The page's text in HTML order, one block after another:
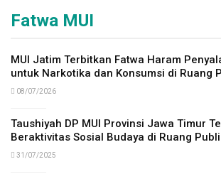
Fatwa MUI
MUI Jatim Terbitkan Fatwa Haram
untuk Narkotika dan Konsumsi di Ruang
08/07/2026
Taushiyah DP MUI Provinsi Jawa Timur
Beraktivitas Sosial Budaya di Ruang
31/07/2025